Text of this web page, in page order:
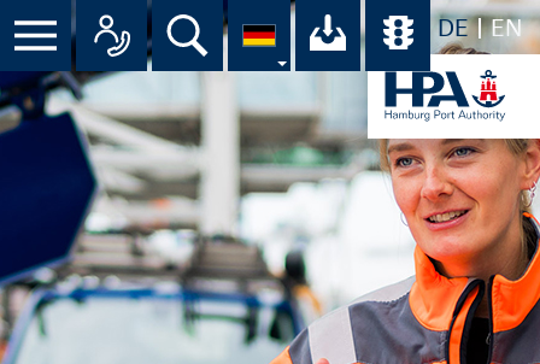
DE EN
Menü Alle Ansprechpartner im
Suche Ihr Download-